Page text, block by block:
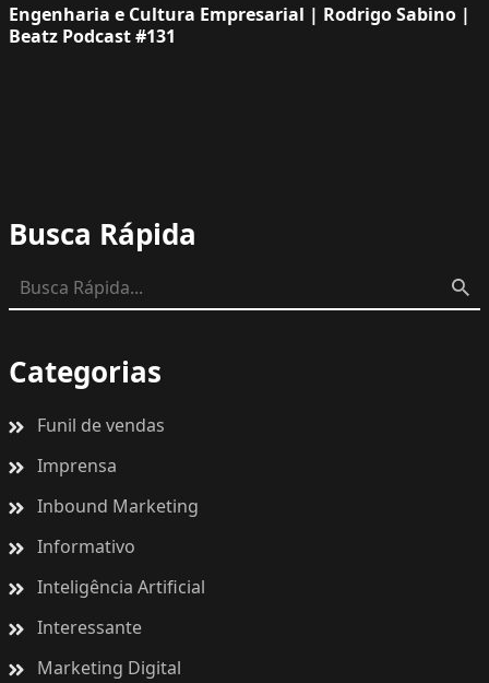
Engenharia e Cultura Empresarial | Rodrigo Sabino |
Beatz Podcast #131
Busca Rápida
Categorias
Funil de vendas
Imprensa
Inbound Marketing
Informativo
Inteligência Artificial
Interessante
Marketing Digital